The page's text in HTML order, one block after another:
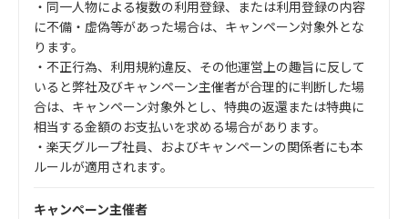
・同一人物による複数の利用登録、または利用登録の内容
に不備・虚偽等があった場合は、キャンペーン対象外とな
ります。
・不正行為、利用規約違反、その他運営上の趣旨に反して
いると弊社及びキャンペーン主催者が合理的に判断した場
合は、キャンペーン対象外とし、特典の返還または特典に
相当する金額のお支払いを求める場合があります。
・楽天グループ社員、およびキャンペーンの関係者にも本
ルールが適用されます。
キャンペーン主催者